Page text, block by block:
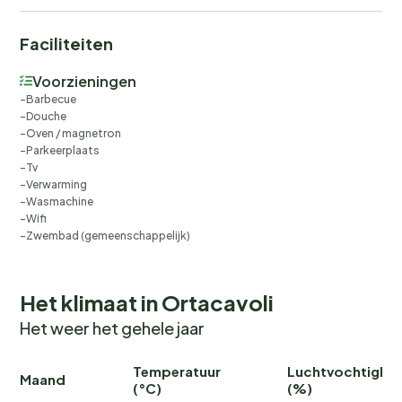
Faciliteiten
Voorzieningen
Barbecue
Douche
Oven / magnetron
Parkeerplaats
Tv
Verwarming
Wasmachine
Wifi
Zwembad (gemeenschappelijk)
Het klimaat in Ortacavoli
Het weer het gehele jaar
Maand
Temperatuur
(°C)
(%)